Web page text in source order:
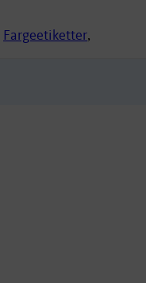
Fargeetiketter,